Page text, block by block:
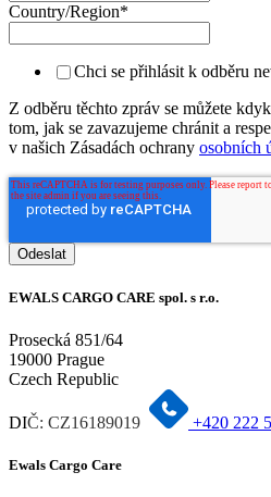
Country/Region*
Chci se přihlásit k odběru
Z odběru těchto zpráv se můžete
tom, jak se zavazujeme chránit a
v našich Zásadách ochrany osobních
EWALS CARGO CARE spol. s r.o.
Prosecká 851/64
19000 Prague
Czech Republic
DIČ: CZ16189019 +420 222
Ewals Cargo Care